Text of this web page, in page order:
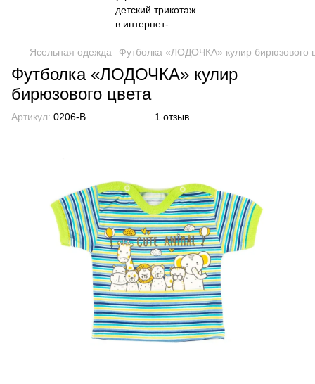
Ясельная одежда Футболка «ЛОДОЧКА» кулир бирюзового
Футболка «ЛОДОЧКА» кулир
бирюзового цвета
Артикул: 0206-B 1 отзыв